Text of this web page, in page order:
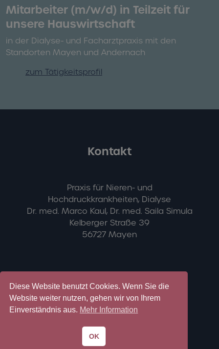
Mitarbeiter (m/w/d) in Teilzeit für
unsere Hauswirtschaft
in der Dialyse- und Facharztpraxis mit den
Standorten Mayen und Andernach
zum Tätigkeitsprofil
Kontakt
Praxis für Nieren- und
Hochdruckkrankheiten, Dialyse
Dr. med. Marco Kaul, Dr. med. Saila Simula
Kelberger Straße 39
56727 Mayen
Übersicht
Leistungsspektrum
Diese Website benutzt Cookies. Wenn Sie die
Website weiter nutzen, gehen wir von Ihrem
Einverständnis aus. Mehr Information
OK